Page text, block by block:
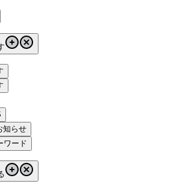
知らせ
ワード